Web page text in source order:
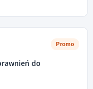
Promo
do